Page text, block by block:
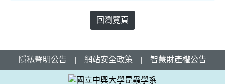
回瀏覽頁
隱私聲明公告 | 網站安全政策 | 智慧財產權公告